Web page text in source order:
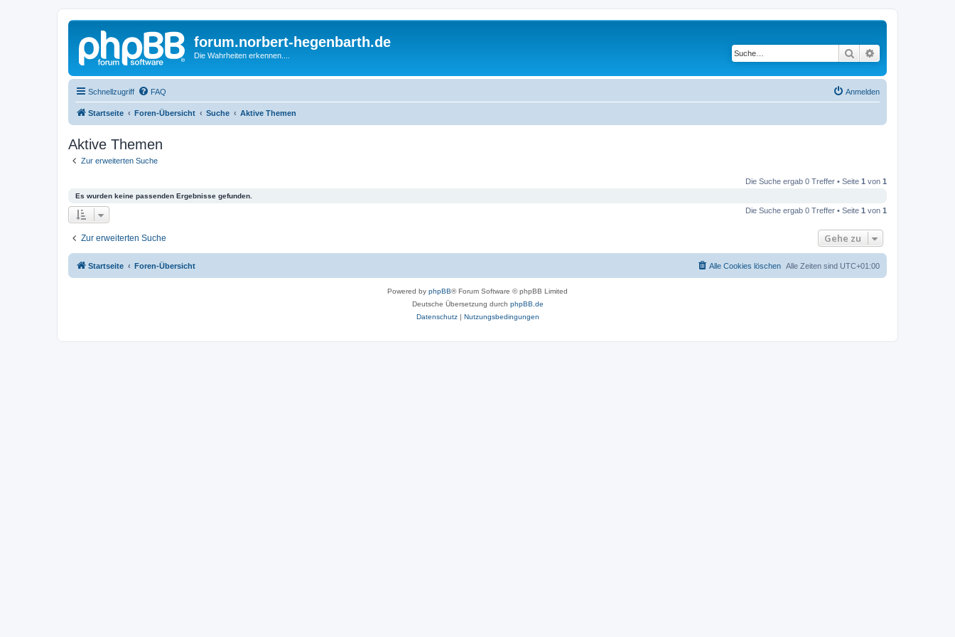
forum.norbert-hegenbarth.de
Die Wahrheiten erkennen.... Suche
Schnellzugriff FAQ Anmelden
Startseite Foren-Übersicht Suche Aktive Themen
Aktive Themen
Zur erweiterten Suche
Die Suche ergab 0 Treffer • Seite 1 von 1
Es wurden keine passenden Ergebnisse gefunden.
Die Suche ergab 0 Treffer • Seite 1 von 1
Zur erweiterten Suche Gehe zu
Startseite Foren-Übersicht Alle Zeiten sind UTC+01:00
Alle Cookies löschen
Powered by phpBB® Forum Software © phpBB Limited
Deutsche Übersetzung durch phpBB.de
Datenschutz| Nutzungsbedingungen